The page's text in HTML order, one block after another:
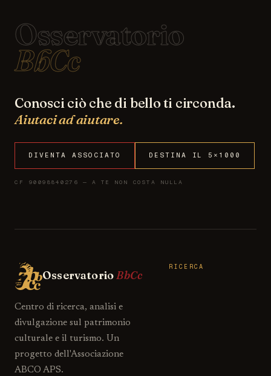
Osservatorio
BbCc
Conosci ciò che di bello ti circonda.
Aiutaci ad aiutare.
DIVENTA ASSOCIATO DESTINA IL 5×1000
CF 90098840276 — A TE NON COSTA NULLA
OsservatorioBbCc
Centro di ricerca, analisi e
divulgazione sul patrimonio
culturale e il turismo. Un
progetto dell'Associazione
ABCO APS.
RICERCA